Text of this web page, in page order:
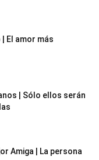
El amor más
| Sólo ellos serán
Amiga | La persona